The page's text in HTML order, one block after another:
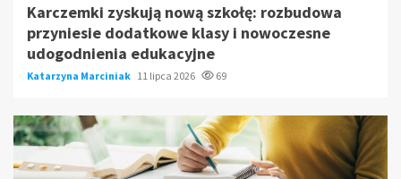
Karczemki zyskują nową szkołę: rozbudowa
przyniesie dodatkowe klasy i nowoczesne
udogodnienia edukacyjne
Katarzyna Marciniak 11 lipca 2026 69